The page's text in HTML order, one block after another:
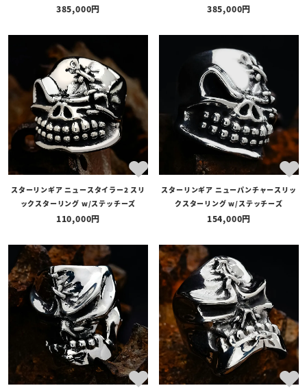
385,000 385,000
スターリンギア ニュースタイラー2 スリ
ックスターリング w/ステッチーズ
110,000
スターリンギア ニューパンチャースリッ
クスターリング w/ステッチーズ
154,000